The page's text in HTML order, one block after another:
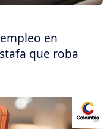
en
que roba